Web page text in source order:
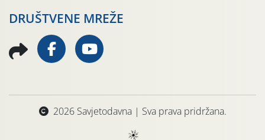
DRUŠTVENE MREŽE
2026 Savjetodavna | Sva prava pridržana.